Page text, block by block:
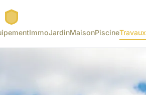
ImmoJardinMaisonPiscineTravaux